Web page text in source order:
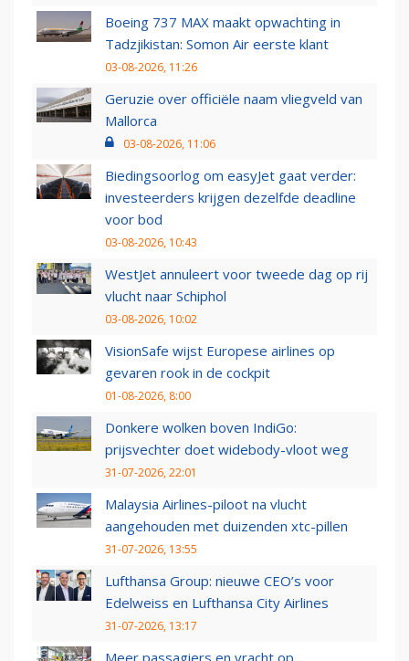
Boeing 737 MAX maakt opwachting in
Tadzjikistan: Somon Air eerste klant
03-08-2026, 11:26
Geruzie over officiële naam vliegveld van
Mallorca
03-08-2026, 11:06
Biedingsoorlog om easyJet gaat verder:
investeerders krijgen dezelfde deadline
voor bod
03-08-2026, 10:43
WestJet annuleert voor tweede dag op rij
vlucht naar Schiphol
03-08-2026, 10:02
VisionSafe wijst Europese airlines op
gevaren rook in de cockpit
01-08-2026, 8:00
Donkere wolken boven IndiGo:
prijsvechter doet widebody-vloot weg
31-07-2026, 22:01
Malaysia Airlines-piloot na vlucht
aangehouden met duizenden xtc-pillen
31-07-2026, 13:55
Lufthansa Group: nieuwe CEO’s voor
Edelweiss en Lufthansa City Airlines
31-07-2026, 13:17